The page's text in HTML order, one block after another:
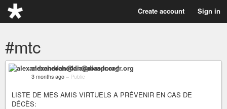
Create account Sign in
#mtc
alexandrehedan@diaspora-fr.org
3 months ago – Public
LISTE DE MES AMIS VIRTUELS A PRÉVENIR EN CAS DE
DÉCÈS: